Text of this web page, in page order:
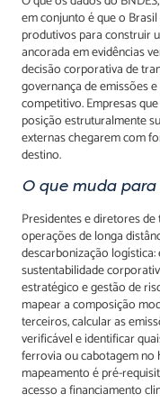
em conjunto é que o
produtivos para construir
ancorada em evidências
decisão corporativa de
governança de emissões
competitivo. Empresas
posição estruturalmente
externas chegarem com
destino.
O que muda para
Presidentes e diretores
operações de longa
descarbonização
sustentabilidade
estratégico e gestão de
mapear a composição
terceiros, calcular as
verificável e identificar
ferrovia ou cabotagem no
mapeamento é pré-
acesso a financiamento